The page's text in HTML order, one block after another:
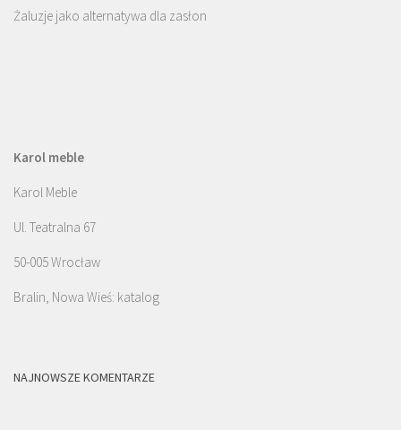
Żaluzje jako alternatywa dla zasłon
Karol meble
Karol Meble
Ul. Teatralna 67
50-005 Wrocław
Bralin, Nowa Wieś: katalog
NAJNOWSZE KOMENTARZE